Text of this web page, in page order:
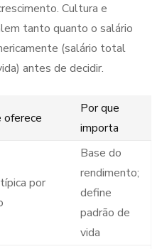
Cultura e
tanto quanto o salário
(salário total
antes de decidir.
oferece
Por que
importa
por
Base do
rendimento;
define
padrão de
vida